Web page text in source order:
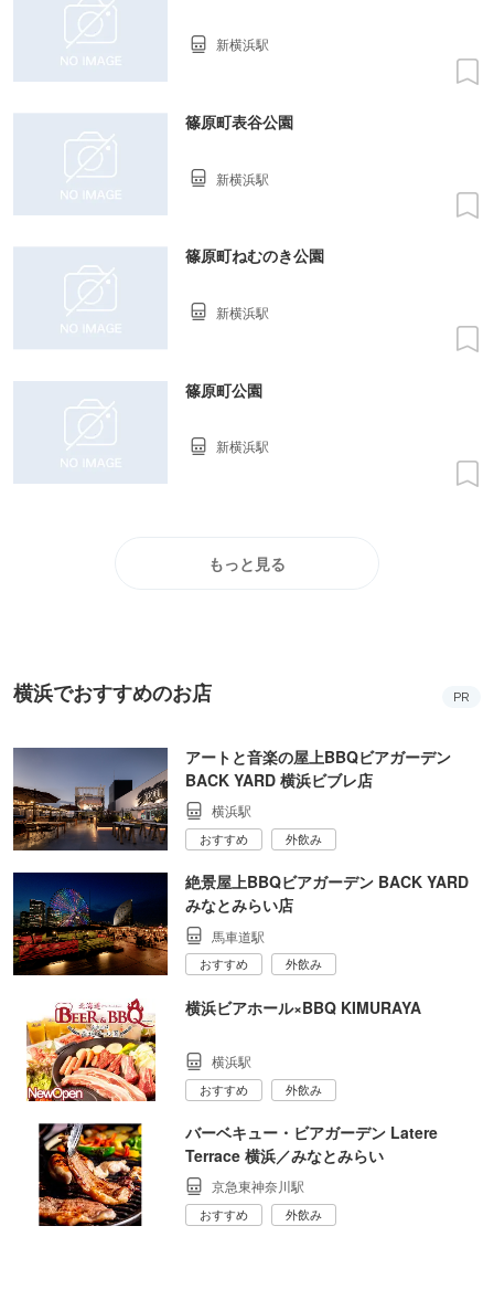
新横浜駅
篠原町表谷公園
新横浜駅
篠原町ねむのき公園
新横浜駅
篠原町公園
新横浜駅
もっと見る
横浜でおすすめのお店 PR
アートと音楽の屋上BBQビアガーデン
BACK YARD 横浜ビブレ店
横浜駅
おすすめ 外飲み
絶景屋上BBQビアガーデン BACK YARD
みなとみらい店
馬車道駅
おすすめ 外飲み
横浜ビアホール×BBQ KIMURAYA
横浜駅
おすすめ 外飲み
バーベキュー・ビアガーデン Latere
Terrace 横浜／みなとみらい
京急東神奈川駅
おすすめ 外飲み